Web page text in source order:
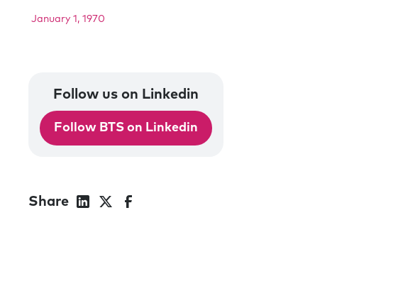
January 1, 1970
Follow us on Linkedin
Follow BTS on Linkedin
Share